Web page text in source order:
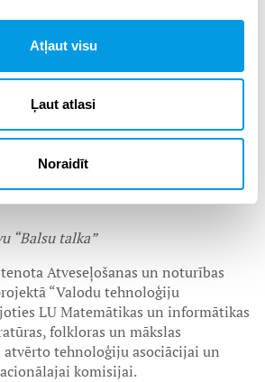
Atļaut visu
Ļaut atlasi
Noraidīt
“Balsu talka”
Atveseļošanas un noturības
“Valodu tehnoloģiju
LU Matemātikas un informātikas
folkloras un mākslas
tehnoloģiju asociācijai un
komisijai.